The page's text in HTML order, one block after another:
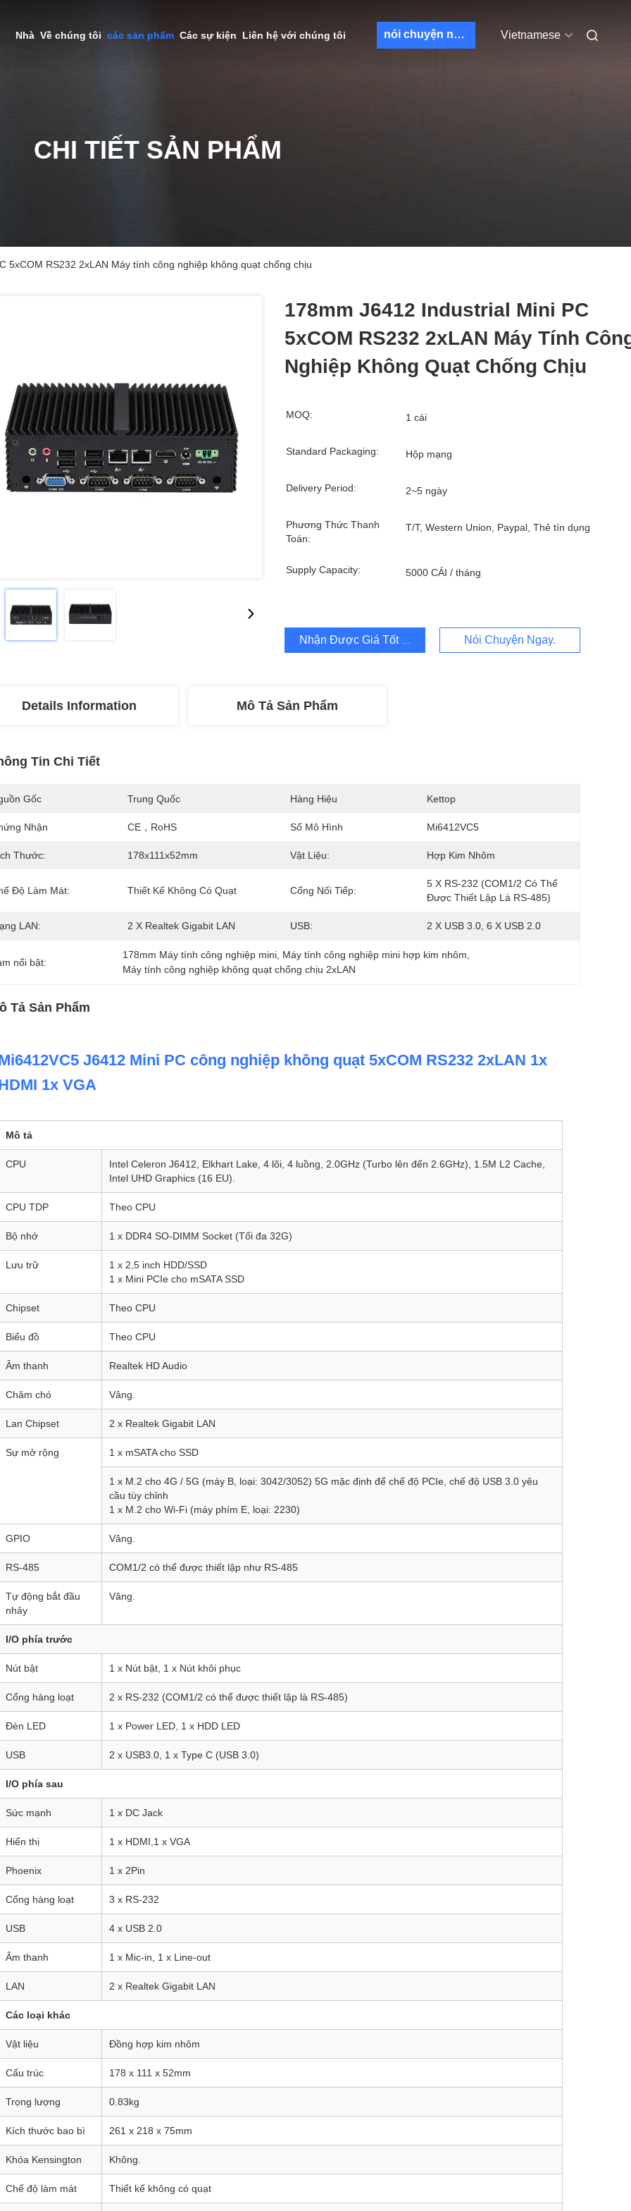
Nhà Về chúng tôi các sản phẩm Các sự kiện Liên hệ với chúng tôi nói chuyện ngay. Vietnamese
CHI TIẾT SẢN PHẨM
5xCOM RS232 2xLAN Máy tính công nghiệp không quạt chống chịu
178mm J6412 Industrial Mini PC
5xCOM RS232 2xLAN Máy Tính
Nghiệp Không Quạt Chống Chịu
MOQ: 1 cái
Standard Packaging: Hộp mạng
Delivery Period: 2~5 ngày
Phương Thức Thanh
Toán:
T/T, Western Union, Paypal, Thẻ tín dụng
Supply Capacity: 5000 CÁI / tháng
Nhận Được Giá Tốt Nhất Nói Chuyện Ngay.
Details Information Mô Tả Sản Phẩm
Tin Chi Tiết
Gốc Trung Quốc Hàng Hiệu Kettop
Nhận CE，RoHS Số Mô Hình Mi6412VC5
Thước: 178x111x52mm Vật Liệu: Hợp Kim Nhôm
Độ Làm Mát: Thiết Kế Không Có Quạt Cổng Nối Tiếp:
5 X RS-232 (COM1/2 Có Thể
Được Thiết Lập Là RS-485)
LAN: 2 X Realtek Gigabit LAN USB: 2 X USB 3.0, 6 X USB 2.0
nổi bật:
178mm Máy tính công nghiệp mini Máy tính công nghiệp mini hợp kim nhôm
Máy tính công nghiệp không quạt chống chịu 2xLAN
Tả Sản Phẩm
J6412 Mini PC công nghiệp không quạt 5xCOM RS232 2xLAN 1x
1x VGA
Mô tả
CPU
Intel Celeron J6412, Elkhart Lake, 4 lõi, 4 luồng, 2.0GHz (Turbo lên đến 2.6GHz), 1.5M L2 Cache,
Intel UHD Graphics (16 EU).
CPU TDP Theo CPU
Bộ nhớ 1 x DDR4 SO-DIMM Socket (Tối đa 32G)
Lưu trữ
1 x 2,5 inch HDD/SSD
1 x Mini PCIe cho mSATA SSD
Chipset Theo CPU
Biểu đồ Theo CPU
Âm thanh Realtek HD Audio
Chăm chó Vâng.
Lan Chipset 2 x Realtek Gigabit LAN
Sự mở rộng 1 x mSATA cho SSD
1 x M.2 cho 4G / 5G (máy B, loại: 3042/3052) 5G mặc định để chế độ PCIe, chế độ USB 3.0 yêu
cầu tùy chỉnh
1 x M.2 cho Wi-Fi (máy phím E, loại: 2230)
GPIO Vâng.
RS-485 COM1/2 có thể được thiết lập như RS-485
Tự động bắt đầu
nhảy
Vâng.
I/O phía trước
Nút bật 1 x Nút bật, 1 x Nút khôi phục
Cổng hàng loạt 2 x RS-232 (COM1/2 có thể được thiết lập là RS-485)
Đèn LED 1 x Power LED, 1 x HDD LED
USB 2 x USB3.0, 1 x Type C (USB 3.0)
I/O phía sau
Sức mạnh 1 x DC Jack
Hiển thị 1 x HDMI,1 x VGA
Phoenix 1 x 2Pin
Cổng hàng loạt 3 x RS-232
USB 4 x USB 2.0
Âm thanh 1 x Mic-in, 1 x Line-out
LAN 2 x Realtek Gigabit LAN
Các loại khác
Vật liệu Đồng hợp kim nhôm
Cấu trúc 178 x 111 x 52mm
Trọng lượng 0.83kg
Kích thước bao bì 261 x 218 x 75mm
Khóa Kensington Không.
Chế độ làm mát Thiết kế không có quạt